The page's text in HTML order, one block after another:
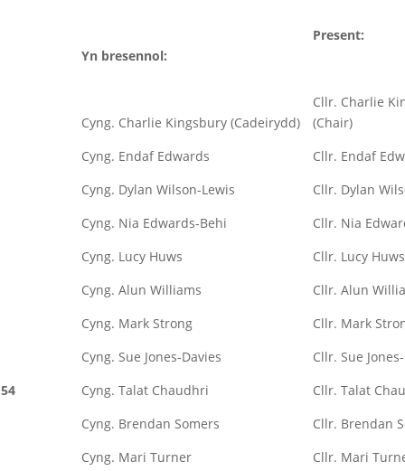
54
Yn bresennol:
Cyng. Charlie Kingsbury (Cadeirydd)
Cyng. Endaf Edwards
Cyng. Dylan Wilson-Lewis
Cyng. Nia Edwards-Behi
Cyng. Lucy Huws
Cyng. Alun Williams
Cyng. Mark Strong
Cyng. Sue Jones-Davies
Cyng. Talat Chaudhri
Cyng. Brendan Somers
Cyng. Mari Turner
Present:
Cllr. Charlie
(Chair)
Cllr. Endaf
Cllr. Dylan
Cllr. Nia
Cllr. Lucy Huws
Cllr. Alun
Cllr. Mark
Cllr. Sue
Cllr. Talat
Cllr. Brendan
Cllr. Mari